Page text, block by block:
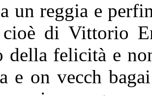
un reggia e
di Vittorio
della felicità e
e on vecch